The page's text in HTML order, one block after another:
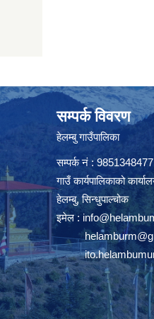
सम्पर्क विवरण
हेलम्बु गाउँपालिका
सम्पर्क नं : 9851348477
गाउँ कार्यपालिकाको
हेलम्बु, सिन्धुपाल्चोक
इमेल :